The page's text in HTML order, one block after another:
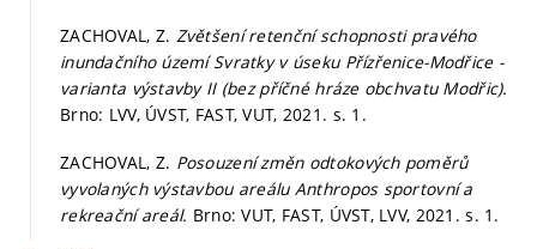
ZACHOVAL, Z. Zvětšení retenční schopnosti pravého
inundačního území Svratky v úseku Přízřenice-Modřice -
varianta výstavby II (bez příčné hráze obchvatu Modřic).
Brno: LVV, ÚVST, FAST, VUT, 2021. s. 1.
ZACHOVAL, Z. Posouzení změn odtokových poměrů
vyvolaných výstavbou areálu Anthropos sportovní a
rekreační areál. Brno: VUT, FAST, ÚVST, LVV, 2021.s. 1.